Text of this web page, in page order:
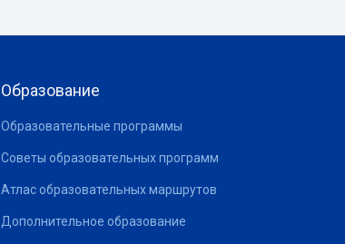
Образование
Образовательные программы
Советы образовательных программ
Атлас образовательных маршрутов
Дополнительное образование